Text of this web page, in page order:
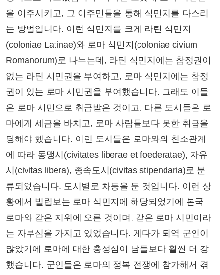
을 이주시키고, 그 이주민들을 통해 식민지를 다스리
는 방법입니다. 이런 식민지를 크게 라틴 식민지
(coloniae Latinae)와 로마 식민지(coloniae civium
Romanorum)로 나누는데, 라틴 식민지에는 참정권이
없는 라틴 시민권을 부여하고, 로마 식민지에는 참정
권이 있는 로마 시민권을 부여했습니다. 그래도 이들
은 로마 시민으로 취급받은 것이고, 다른 도시들은 로
마에게 세금을 바치고, 로마 사람들보다 못한 취급을
당해야 했습니다. 이런 도시들은 로마와의 친소관계
에 따라 동맹시(civitates liberae et foederatae), 자유
시(civitas libera), 종속도시(civitas stipendaria)로 분
류되었습니다. 도시별로 차등을 둔 것입니다. 이런 상
황에서 빌립보는 로마 식민지에 해당되었기에 본국
로마와 같은 지위에 오른 것이며, 같은 로마 시민이라
는 자부심을 가지고 있었습니다. 게다가 퇴역 군인이
많았기에 로마에 대한 충성심이 남들보다 훨씬 더 강
했습니다. 군인들은 로마의 정복 전쟁에 참가해서 겪